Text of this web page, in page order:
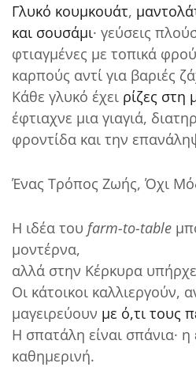
Γλυκό κουμκουάτ,
και σουσάμι· γεύσεις
φτιαγμένες με τοπικά
καρπούς αντί για βαριές
Κάθε γλυκό έχει ρίζες στη
έφτιαχνε μια γιαγιά,
φροντίδα και την
Ένας Τρόπος Ζωής, Όχι
Η ιδέα του farm-to-table
μοντέρνα,
αλλά στην Κέρκυρα υπήρχε
Οι κάτοικοι καλλιεργούν,
μαγειρεύουν με ό,τι τους
Η σπατάλη είναι σπάνια·
καθημερινή.